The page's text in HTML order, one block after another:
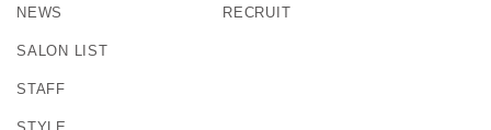
NEWS
SALON LIST
STAFF
RECRUIT